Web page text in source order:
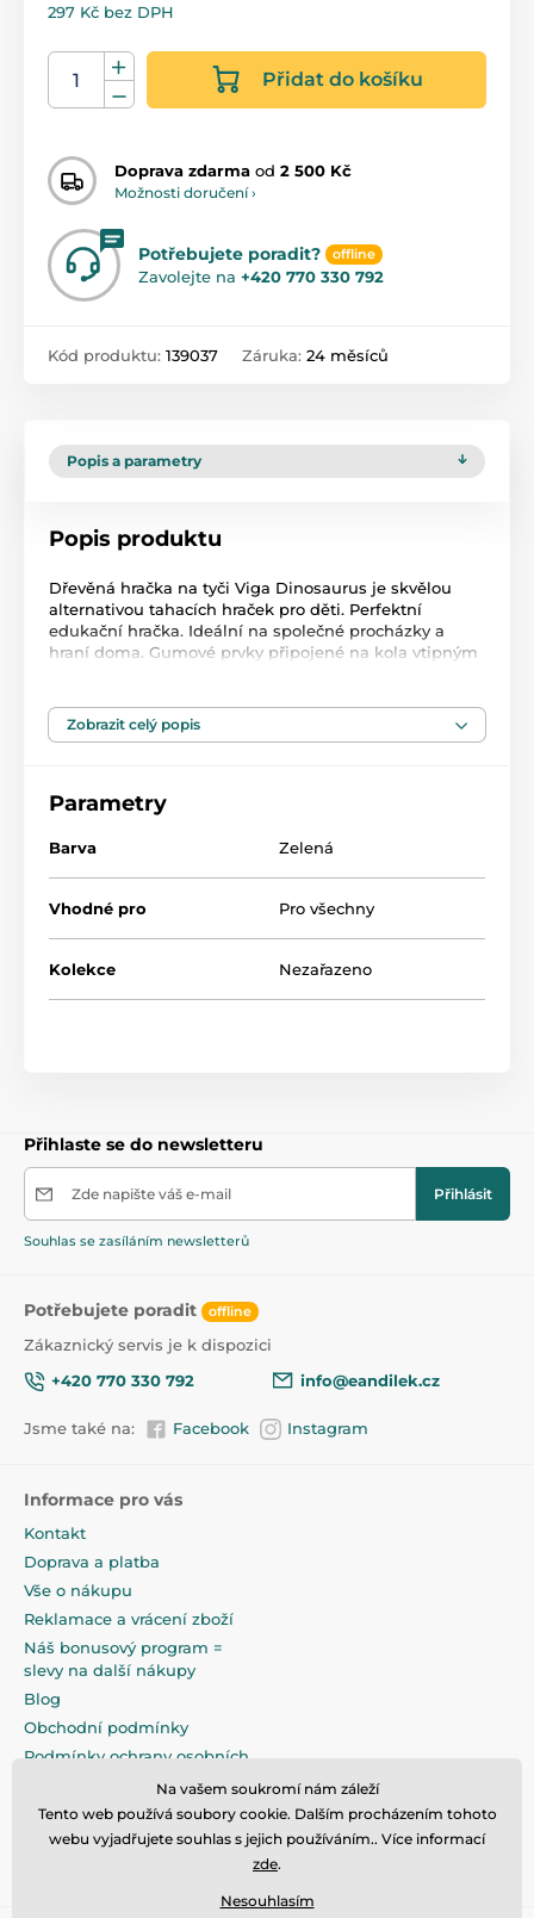
297 Kč bez DPH
Přidat do košíku
Doprava zdarma od 2 500 Kč
Možnosti doručení ›
Potřebujete poradit? offline
Zavolejte na +420 770 330 792
Kód produktu: 139037 Záruka: 24 měsíců
Popis a parametry
Popis produktu
Dřevěná hračka na tyči Viga Dinosaurus je skvělou
alternativou tahacích hraček pro děti. Perfektní
edukační hračka. Ideální na společné procházky a
hraní doma. Gumové prvky připojené na kola vtipným
rozpoznat tvary a barvy, zapojuje a rozvíjí smysl pro
pozorování. Hračka je vyrobena z lakovaného dřeva.
splňují bezpečnostní standardy (EN71 a ASTM).
od 2 let.
Zobrazit celý popis
Parametry
Barva Zelená
Vhodné pro Pro všechny
Kolekce Nezařazeno
Přihlaste se do newsletteru
Zde napište váš e-mail Přihlásit
Souhlas se zasíláním newsletterů
Potřebujete poradit offline
Zákaznický servis je k dispozici
+420 770 330 792
info@eandilek.cz
Jsme také na: Facebook Instagram
Informace pro vás
Kontakt
Doprava a platba
Vše o nákupu
Reklamace a vrácení zboží
Náš bonusový program =
slevy na další nákupy
Blog
Obchodní podmínky
Podmínky ochrany osobních
Na pečlivé zabalení klademe
maximální důraz
Na vašem soukromí nám záleží
Tento web používá soubory cookie. Dalším procházením tohoto
webu vyjadřujete souhlas s jejich používáním.. Více informací
zde.
Nesouhlasím